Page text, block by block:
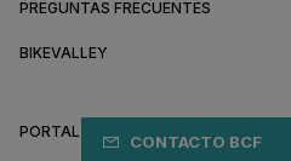
CONTACTO BCF
PREGUNTAS FRECUENTES
BIKEVALLEY
PORTAL B2B